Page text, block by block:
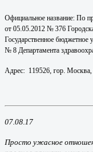
Официальное название: По
от 05.05.2012 № 376
Государственное бюджетное
№ 8 Департамента
Адрес: 119526, гор. Москва,
07.08.17
Просто ужасное